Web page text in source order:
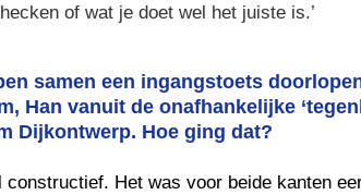
of wat je doet wel het juiste is.’
samen een ingangstoets
Han vanuit de onafhankelijke
Dijkontwerp. Hoe ging dat?
constructief. Het was voor beide kanten